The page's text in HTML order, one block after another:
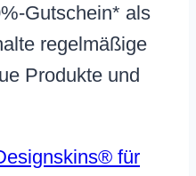
Gutschein* als
regelmäßige
Produkte und
für